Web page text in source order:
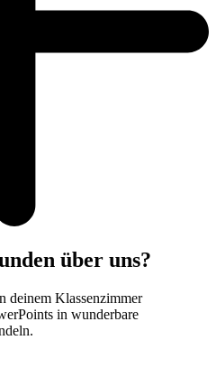
über uns?
deinem Klassenzimmer
in wunderbare